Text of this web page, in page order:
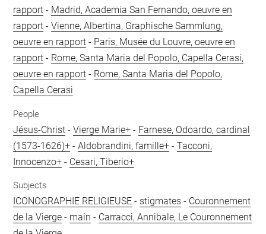
rapport - Madrid, Academia San Fernando, oeuvre en
rapport -Vienne, Albertina, Graphische Sammlung,
oeuvre en rapport - Paris, Musée du Louvre, oeuvre en
rapport - Rome, Santa Maria del Popolo, Capella Cerasi,
oeuvre en rapport - Rome, Santa Maria del Popolo,
Capella Cerasi
People
Jésus-Christ -Vierge Marie+ - Farnese, Odoardo, cardinal
(1573-1626)+ -Aldobrandini, famille+ -Tacconi,
Innocenzo+ - Cesari, Tiberio+
Subjects
ICONOGRAPHIE RELIGIEUSE - stigmates - Couronnement
de la Vierge - main - Carracci, Annibale, Le Couronnement